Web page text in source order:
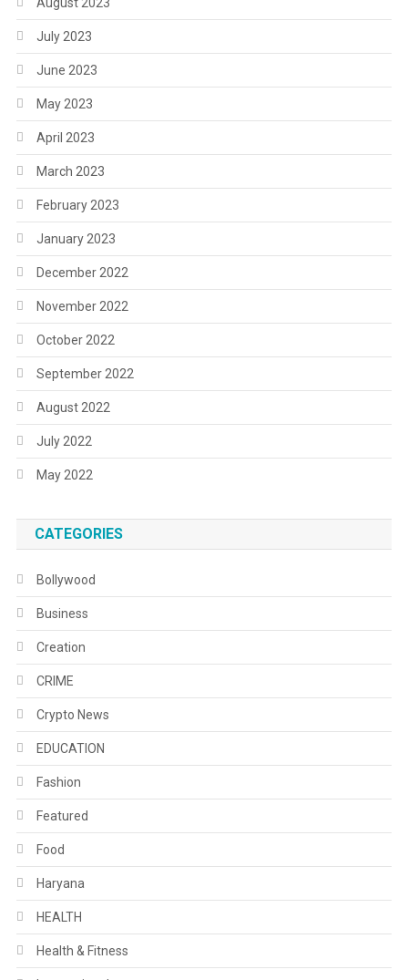
July 2023
June 2023
May 2023
April 2023
March 2023
February 2023
January 2023
December 2022
November 2022
October 2022
September 2022
August 2022
July 2022
May 2022
CATEGORIES
Bollywood
Business
Creation
CRIME
Crypto News
EDUCATION
Fashion
Featured
Food
Haryana
HEALTH
Health & Fitness